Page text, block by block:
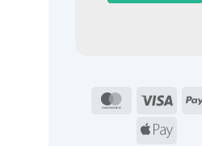
MasterCard
Visa
Apple